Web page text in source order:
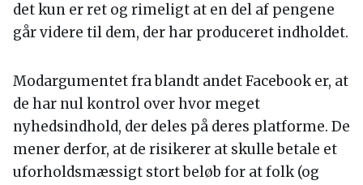
det kun er ret og rimeligt at en del af pengene
går videre til dem, der har produceret indholdet.
Modargumentet fra blandt andet Facebook er, at
de har nul kontrol over hvor meget
nyhedsindhold, der deles på deres platforme. De
mener derfor, at de risikerer at skulle betale et
uforholdsmæssigt stort beløb for at folk (og